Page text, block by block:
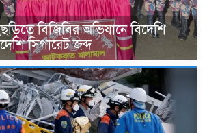
বিজিবির অভিযানে বিদেশি
সিগারেট জব্দ